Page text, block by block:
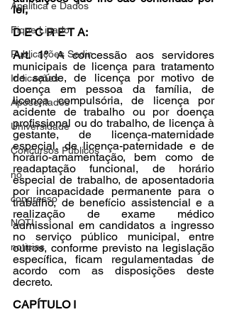
Analítica e Dados
Fique Ligado
Publicações Sedin
Indicações
Aposentados
Universidade
Concursos Públicos
no
congresso
NOTI
noticias
lei,
D E C R E T A:
Art. 1º A concessão aos servidores
municipais de licença para tratamento
de saúde, de licença por motivo de
doença em pessoa da família, de
licença compulsória, de licença por
acidente de trabalho ou por doença
profissional ou do trabalho, de licença à
gestante, de licença-maternidade
especial, de licença-paternidade e de
horário-amamentação, bem como de
readaptação funcional, de horário
especial de trabalho, de aposentadoria
por incapacidade permanente para o
trabalho, de benefício assistencial e a
realização de exame médico
admissional em candidatos a ingresso
no serviço público municipal, entre
outros, conforme previsto na legislação
específica, ficam regulamentadas de
acordo com as disposições deste
decreto.
CAPÍTULO I